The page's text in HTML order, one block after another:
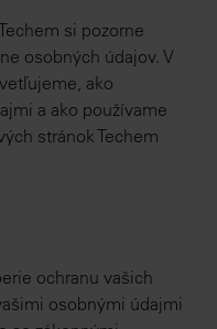
si pozorne
osobných údajov. V
ako
a ako používame
stránok Techem
ochranu vašich
osobnými údajmi